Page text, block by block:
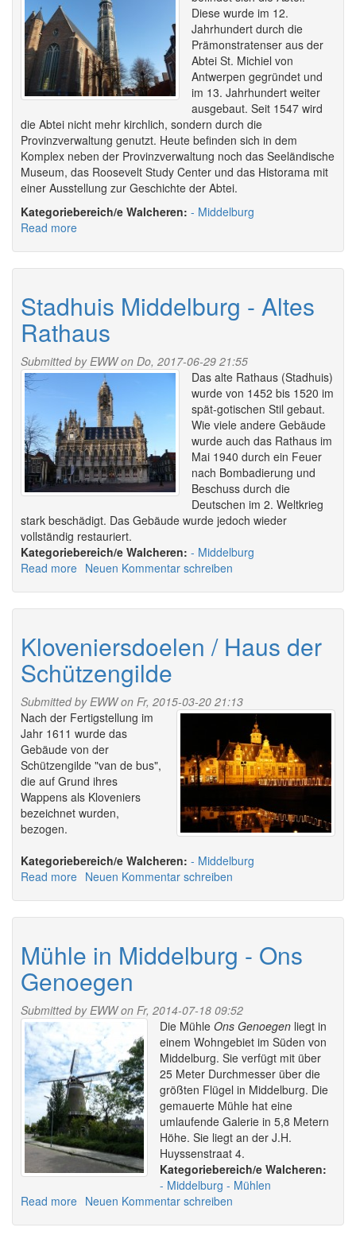
Diese wurde im 12.
Jahrhundert durch die
Prämonstratenser aus der
Abtei St. Michiel von
Antwerpen gegründet und
im 13. Jahrhundert weiter
ausgebaut. Seit 1547 wird
die Abtei nicht mehr kirchlich, sondern durch die
Provinzverwaltung genutzt. Heute befinden sich in dem
Komplex neben der Provinzverwaltung noch das Seeländische
Museum, das Roosevelt Study Center und das Historama mit
einer Ausstellung zur Geschichte der Abtei.
Walcheren:
Middelburg
Read more
in
Stadhuis Middelburg - Altes
Rathaus
Submitted byEWWon Do, 2017-06-29 21:55
Das alte Rathaus (Stadhuis)
wurde von 1452 bis 1520 im
spät-gotischen Stil gebaut.
Wie viele andere Gebäude
wurde auch das Rathaus im
Mai 1940 durch ein Feuer
nach Bombadierung und
Beschuss durch die
Deutschen im 2. Weltkrieg
stark beschädigt. Das Gebäude wurde jedoch wieder
vollständig restauriert.
Walcheren:
Middelburg
Read more about
Rathaus
Neuen Kommentar schreiben
Kloveniersdoelen / Haus der
Schützengilde
Submitted byEWWon Fr, 2015-03-20 21:13
Nach der Fertigstellung im
Jahr 1611 wurde das
Gebäude von der
Schützengilde "van de bus",
die auf Grund ihres
Wappens als Kloveniers
bezeichnet wurden,
bezogen.
Walcheren:
Middelburg
Read more about
Schützengilde
Neuen Kommentar schreiben
Mühle in Middelburg - Ons
Genoegen
Submitted byEWWon Fr, 2014-07-18 09:52
Die Mühle Ons Genoegen liegt in
einem Wohngebiet im Süden von
Middelburg. Sie verfügt mit über
25 Meter Durchmesser über die
größten Flügel in Middelburg. Die
gemauerte Mühle hat eine
umlaufende Galerie in 5,8 Metern
Höhe. Sie liegt an der J.H.
Huyssenstraat 4.
Walcheren:
Middelburg
Mühlen
Read more about
Neuen Kommentar schreiben